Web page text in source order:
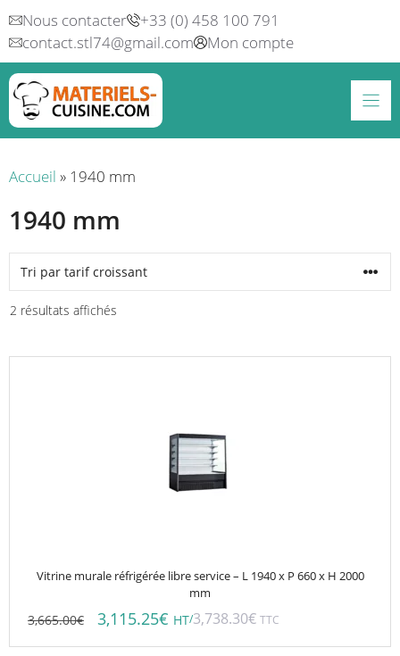
Aller
au
contenu
Nous contacter
+33 (0) 458 100 791
contact.stl74@gmail.com
Mon compte
Accueil » 1940 mm
1940 mm
2 résultats affichés
Vitrine murale réfrigérée libre service – L 1940 x P 660 x H 2000
mm
3,665.00€ 3,115.25€ HT/3,738.30€ TTC